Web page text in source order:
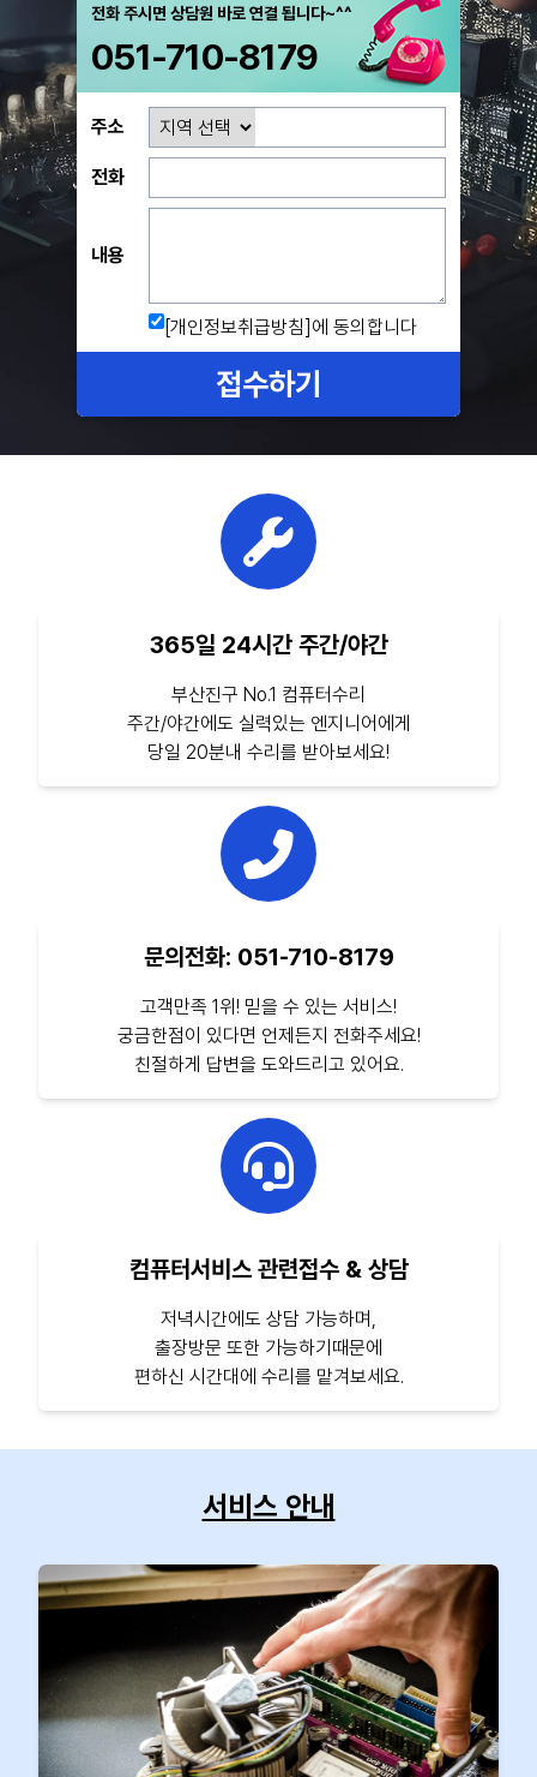
전화 주시면 상담원 바로 연결 됩니다~^^
051-710-8179
주소
전화
내용
[개인정보취급방침] 에 동의합니다
접수하기
365일 24시간 주간/야간
부산진구 No.1 컴퓨터수리
주간/야간에도 실력있는 엔지니어에게
당일 20분내 수리를 받아보세요!
문의전화: 051-710-8179
고객만족 1위! 믿을 수 있는 서비스!
궁금한점이 있다면 언제든지 전화주세요!
친절하게 답변을 도와드리고 있어요.
컴퓨터서비스 관련접수 & 상담
저녁시간에도 상담 가능하며,
출장방문 또한 가능하기때문에
편하신 시간대에 수리를 맡겨보세요.
서비스 안내